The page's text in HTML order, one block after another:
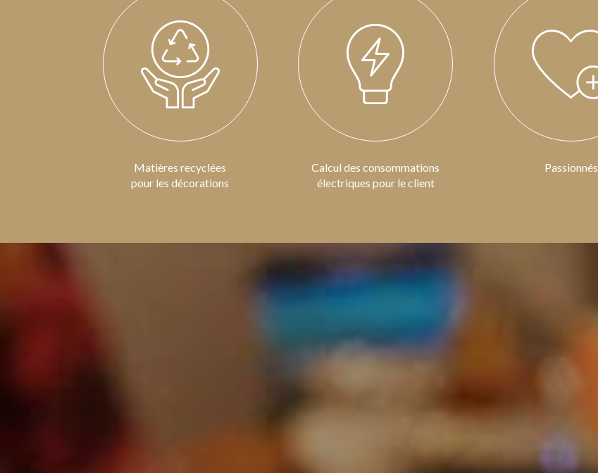
Matières recyclées
pour les décorations
Calcul des consommations
électriques pour le client
Passionnés